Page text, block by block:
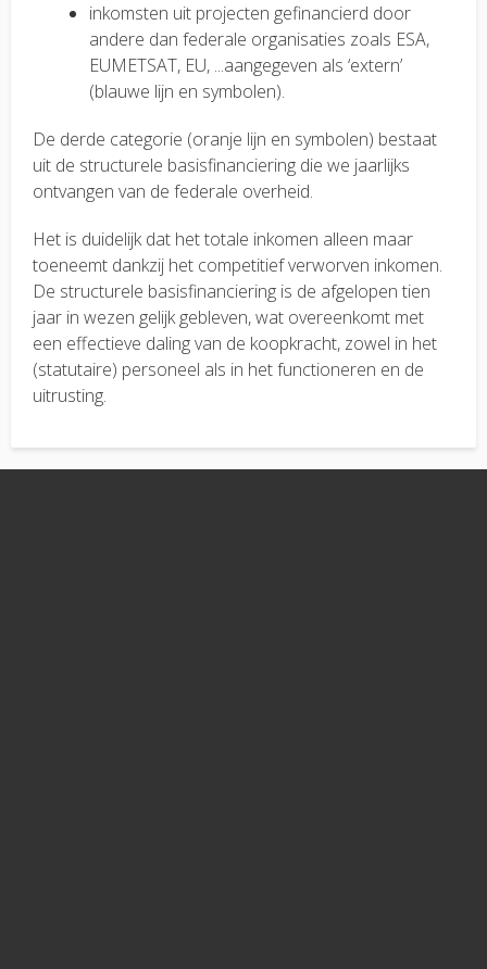
inkomsten uit projecten gefinancierd door
andere dan federale organisaties zoals ESA,
EUMETSAT, EU, ...aangegeven als ‘extern’
(blauwe lijn en symbolen).
De derde categorie (oranje lijn en symbolen) bestaat
uit de structurele basisfinanciering die we jaarlijks
ontvangen van de federale overheid.
Het is duidelijk dat het totale inkomen alleen maar
toeneemt dankzij het competitief verworven inkomen.
De structurele basisfinanciering is de afgelopen tien
jaar in wezen gelijk gebleven, wat overeenkomt met
een effectieve daling van de koopkracht, zowel in het
(statutaire) personeel als in het functioneren en de
uitrusting.